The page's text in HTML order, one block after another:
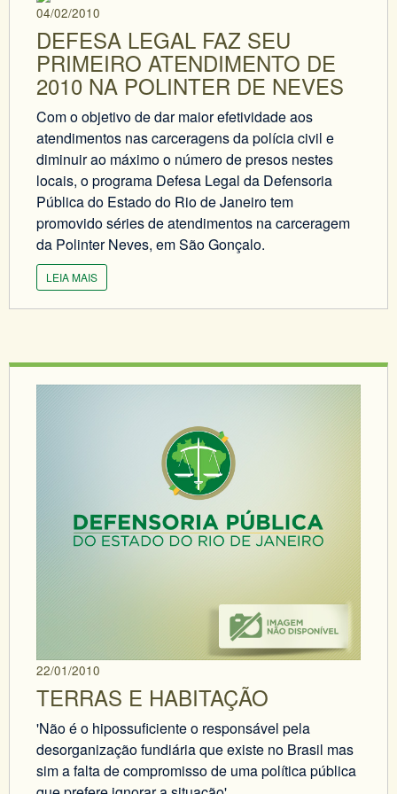
04/02/2010
DEFESA LEGAL FAZ SEU
PRIMEIRO ATENDIMENTO DE
2010 NA POLINTER DE NEVES
Com o objetivo de dar maior efetividade aos
atendimentos nas carceragens da polícia civil e
diminuir ao máximo o número de presos nestes
locais, o programa Defesa Legal da Defensoria
Pública do Estado do Rio de Janeiro tem
promovido séries de atendimentos na carceragem
da Polinter Neves, em São Gonçalo.
LEIA MAIS
22/01/2010
TERRAS E HABITAÇÃO
'Não é o hipossuficiente o responsável pela
desorganização fundiária que existe no Brasil mas
sim a falta de compromisso de uma política pública